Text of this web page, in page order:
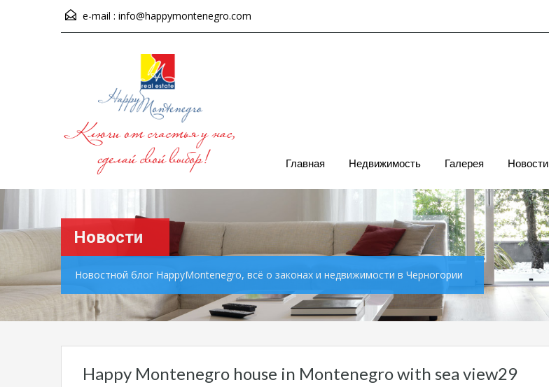
e-mail : info@happymontenegro.com
Главная Недвижимость Галерея Новости
Новости
Новостной блог HappyMontenegro, всё о законах и недвижимости в Черногории
Happy Montenegro house in Montenegro with sea view29